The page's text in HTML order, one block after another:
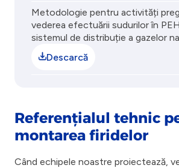
Metodologie pentru activități
vederea efectuării sudurilor în
sistemul de distribuție a gazelor
Descarcă
Referențialul tehnic
montarea firidelor
Când echipele noastre proiectează,